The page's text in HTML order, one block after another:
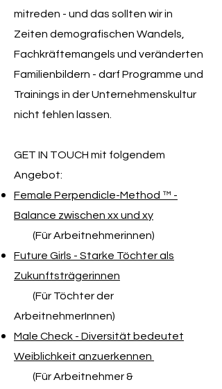
mitreden - und das sollten wir in
Zeiten demografischen Wandels,
Fachkräftemangels und veränderten
Familienbildern - darf Programme und
Trainings in der Unternehmenskultur
nicht fehlen lassen.
GET IN TOUCH mit folgendem
Angebot:
Female Perpendicle-Method ™ -
Balance zwischen xx und xy
(Für Arbeitnehmerinnen)
Future Girls - Starke Töchter als
Zukunftsträgerinnen
(Für Töchter der
ArbeitnehmerInnen)​
Male Check - Diversität bedeutet
Weiblichkeit anzuerkennen
(Für Arbeitnehmer &